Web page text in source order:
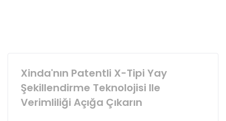
Xinda'nın Patentli X-Tipi Yay
Şekillendirme Teknolojisi Ile
Verimliliği Açığa Çıkarın